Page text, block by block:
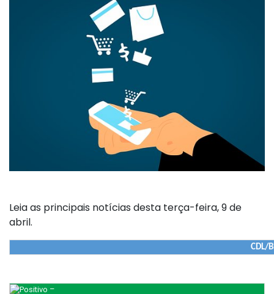
Leia as principais notícias desta terça-feira, 9 de
abril.
CDL/
–